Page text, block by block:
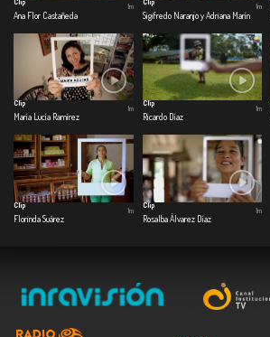
Ana Flor Castañeda
1m
Sigifredo Naranjo y Adriana Marín
1m
Clip
María Lucía Ramírez
1m
Clip
Ricardo Díaz
1m
Clip
Florinda Suárez
1m
Clip
Rosalba Álvarez Díaz
1m